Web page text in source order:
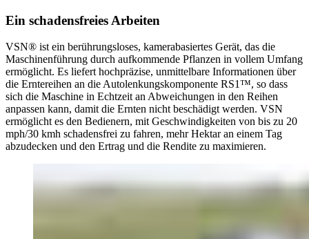
Ein schadensfreies Arbeiten
VSN® ist ein berührungsloses, kamerabasiertes Gerät, das die
Maschinenführung durch aufkommende Pflanzen in vollem Umfang
ermöglicht. Es liefert hochpräzise, unmittelbare Informationen über
die Erntereihen an die Autolenkungskomponente RS1™, so dass
sich die Maschine in Echtzeit an Abweichungen in den Reihen
anpassen kann, damit die Ernten nicht beschädigt werden. VSN
ermöglicht es den Bedienern, mit Geschwindigkeiten von bis zu 20
mph/30 kmh schadensfrei zu fahren, mehr Hektar an einem Tag
abzudecken und den Ertrag und die Rendite zu maximieren.